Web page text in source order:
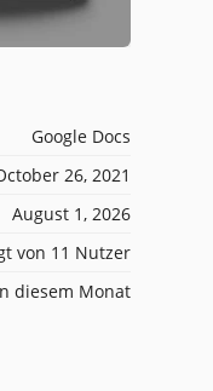
Google Docs
26, 2021
August 1, 2026
von 11 Nutzer
diesem Monat